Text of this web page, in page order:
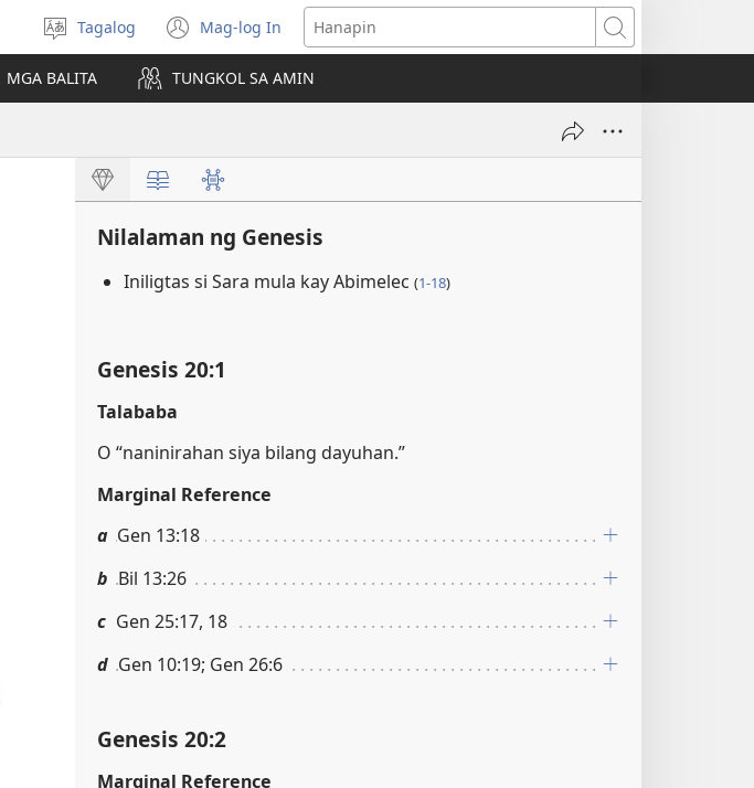
Pumili
ng
wika
Tagalog Mag-log In
(may
bubukas
na
bagong
Hanapin
MGA BALITA TUNGKOL SA AMIN
Nilalaman ng Genesis
Iniligtas si Sara mula kay Abimelec (1-18)
Genesis 20:1
Talababa
O “naninirahan siya bilang dayuhan.”
Marginal Reference
a Gen 13:18
b Bil 13:26
c Gen 25:17, 18
d Gen 10:19; Gen 26:6
Genesis 20:2
Marginal Reference